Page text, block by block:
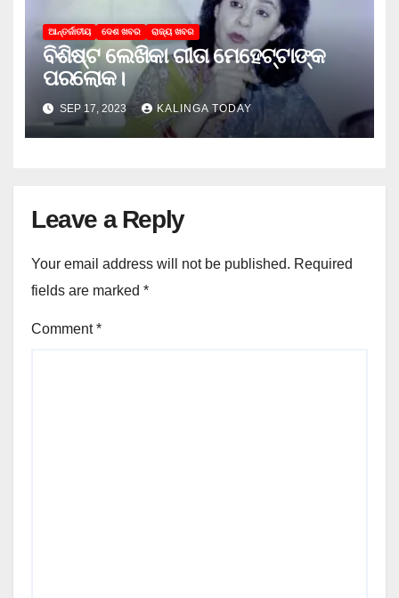
ଆନ୍ତର୍ଜାତୀୟ ଦେଶ ଖବର ରାଜ୍ୟ ଖବର
ବିଶିଷ୍ଟ ଲେଖିକା ଗୀତା ମେହେଟ୍ଟାଙ୍କ
ପରଲୋକ।
SEP 17, 2023 KALINGA TODAY
Leave a Reply
Your email address will not be published. Required
fields are marked *
Comment*